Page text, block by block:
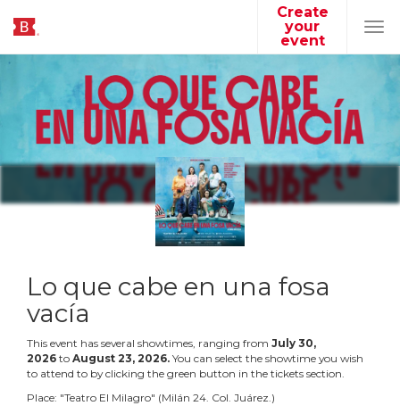
Create
your
event
Lo que cabe en una fosa
vacía
This event has several showtimes, ranging from July 30,
2026 to August 23, 2026. You can select the showtime you wish
to attend to by clicking the green button in the tickets section.
Place: "Teatro El Milagro" (Milán 24. Col. Juárez.)